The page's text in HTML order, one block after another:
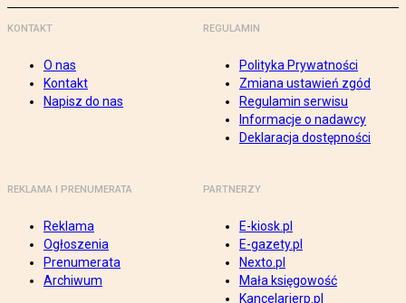
KONTAKT
O nas
Kontakt
Napisz do nas
REGULAMIN
Polityka Prywatności
Zmiana ustawień zgód
Regulamin serwisu
Informacje o nadawcy
Deklaracja dostępności
REKLAMA I PRENUMERATA
Reklama
Ogłoszenia
Prenumerata
Archiwum
PARTNERZY
E-kiosk.pl
E-gazety.pl
Nexto.pl
Mała księgowość
Kancelarierp.pl